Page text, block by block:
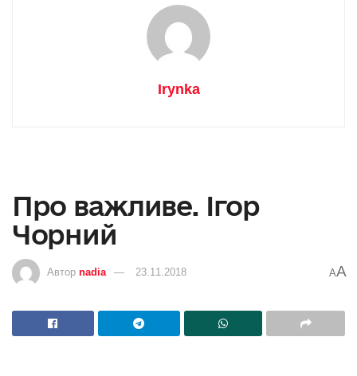
Irynka
Про важливе. Ігор
Чорний
Автор nadia 23.11.2018 AA